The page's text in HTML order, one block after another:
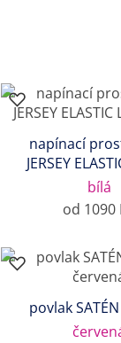
napínací
JERSEY
bílá
od 1090
povlak